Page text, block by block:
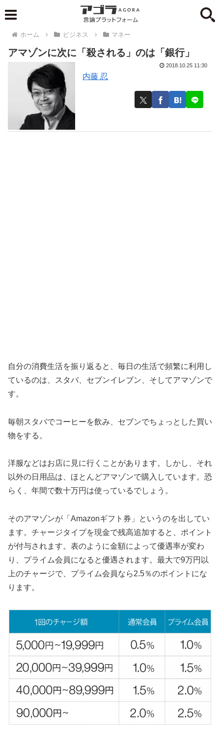
ホーム ビジネス マネー
アマゾンに次に「殺される」のは「銀行」
内藤 忍
2018.10.25 11:30
自分の消費生活を振り返ると、毎日の生活で頻繁に利用し
ているのは、スタバ、セブンイレブン、そしてアマゾンで
す。
毎朝スタバでコーヒーを飲み、セブンでちょっとした買い
物をする。
洋服などはお店に見に行くことがあります。しかし、それ
以外の日用品は、ほとんどアマゾンで購入しています。恐
らく、年間で数十万円は使っているでしょう。
そのアマゾンが「Amazonギフト券」というのを出してい
ます。チャージタイプを現金で残高追加すると、ポイント
が付与されます。表のように金額によって優遇率が変わ
り、プライム会員になると優遇されます。最大で9万円以
上のチャージで、プライム会員なら2.5％のポイントにな
ります。